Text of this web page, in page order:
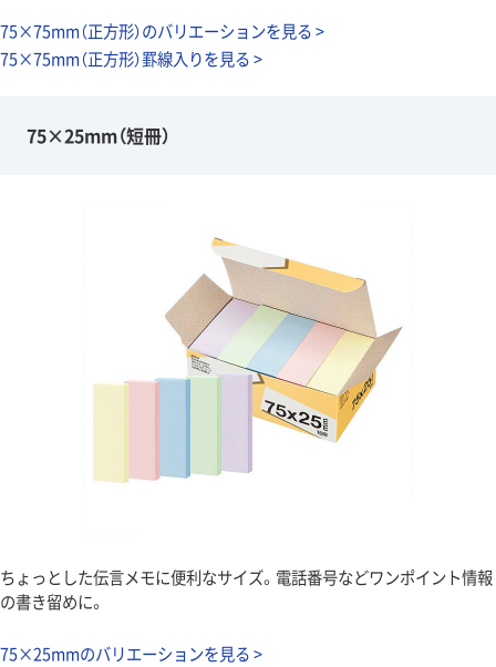
75×75mm（正方形）のバリエーションを見る >
75×75mm（正方形）罫線入りを見る >
75×25mm（短冊）
ちょっとした伝言メモに便利なサイズ。電話番号などワンポイント情報
の書き留めに。
75×25mmのバリエーションを見る >